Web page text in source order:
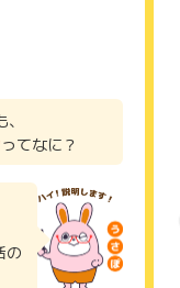
ず保管してくださ
れる際に、該当の
。
しかねますので、
るアプリのこと
(1,540円相当)を月
！70分超過した場
で通話をご利用いた
アプリでの発信や
る必要があります
ックス番号も不要
ってなに？
の